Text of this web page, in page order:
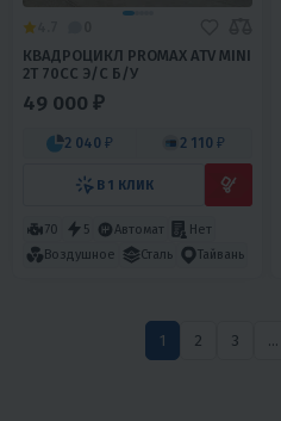
КВАДРОЦИКЛ PROMAX ATV MINI
2T 70CC Э/С Б/У
49 000 ₽
2 040 ₽ 2 110 ₽
В 1 КЛИК
70 5 Автомат
Нет
Воздушное
Сталь Тайвань
1 2 3 ...